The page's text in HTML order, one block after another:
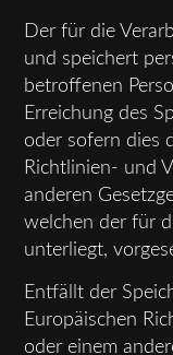
Der für die
und speichert
betroffenen
Erreichung des
oder sofern dies
Richtlinien- und
anderen
welchen der für
unterliegt,
Entfällt der
Europäischen
oder einem